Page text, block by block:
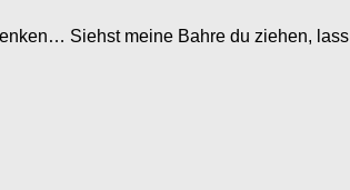
Siehst meine Bahre du ziehen, lass